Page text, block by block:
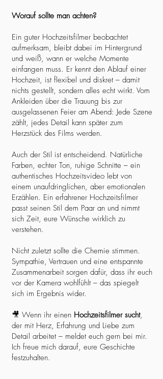
Worauf sollte man achten?
Ein guter Hochzeitsfilmer beobachtet
aufmerksam, bleibt dabei im Hintergrund
und weiß, wann er welche Momente
einfangen muss. Er kennt den Ablauf einer
Hochzeit, ist flexibel und diskret – damit
nichts gestellt, sondern alles echt wirkt. Vom
Ankleiden über die Trauung bis zur
ausgelassenen Feier am Abend: Jede Szene
zählt, jedes Detail kann später zum
Herzstück des Films werden.
Auch der Stil ist entscheidend. Natürliche
Farben, echter Ton, ruhige Schnitte – ein
authentisches Hochzeitsvideo lebt von
einem unaufdringlichen, aber emotionalen
Erzählen. Ein erfahrener Hochzeitsfilmer
passt seinen Stil dem Paar an und nimmt
sich Zeit, eure Wünsche wirklich zu
verstehen.
Nicht zuletzt sollte die Chemie stimmen.
Sympathie, Vertrauen und eine entspannte
Zusammenarbeit sorgen dafür, dass ihr euch
vor der Kamera wohlfühlt – das spiegelt
sich im Ergebnis wider.
🎥 Wenn ihr einen Hochzeitsfilmer sucht,
der mit Herz, Erfahrung und Liebe zum
Detail arbeitet – meldet euch gern bei mir.
Ich freue mich darauf, eure Geschichte
festzuhalten.